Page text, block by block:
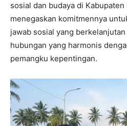
sosial dan budaya di
menegaskan komitmennya
jawab sosial yang
hubungan yang harmonis
pemangku kepentingan.